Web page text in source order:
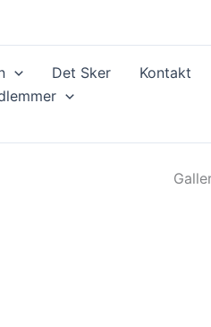
Det Sker Kontakt